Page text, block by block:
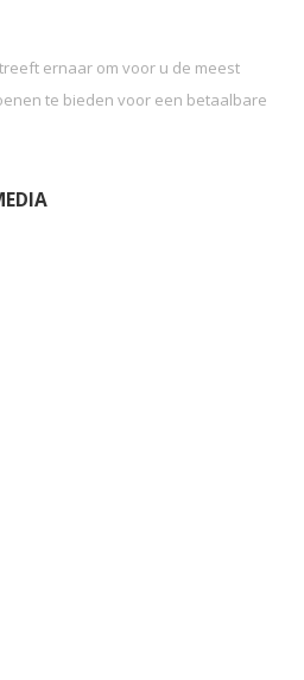
ernaar om voor u de meest
te bieden voor een betaalbare